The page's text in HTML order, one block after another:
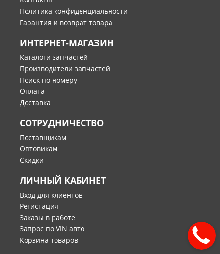
Политика конфиденциальности
Гарантия и возврат товара
ИНТЕРНЕТ-МАГАЗИН
Каталоги запчастей
Производители запчастей
Поиск по номеру
Оплата
Доставка
СОТРУДНИЧЕСТВО
Поставщикам
Оптовикам
Скидки
ЛИЧНЫЙ КАБИНЕТ
Вход для клиентов
Регистация
Заказы в работе
Запрос по VIN авто
Корзина товаров